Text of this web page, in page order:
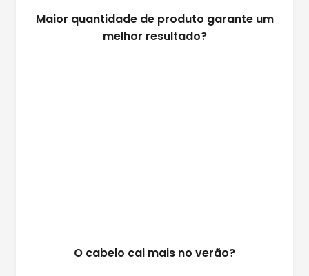
Maior quantidade de produto garante um
melhor resultado?
O cabelo cai mais no verão?